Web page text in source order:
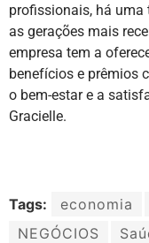
profissionais, há uma
as gerações mais
empresa tem a
benefícios e prêmios
o bem-estar e a
Gracielle.
Tags: economia
NEGÓCIOS